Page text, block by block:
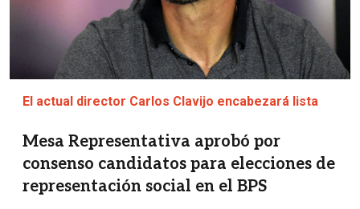
El actual director Carlos Clavijo encabezará lista
Mesa Representativa aprobó por
consenso candidatos para elecciones de
representación social en el BPS